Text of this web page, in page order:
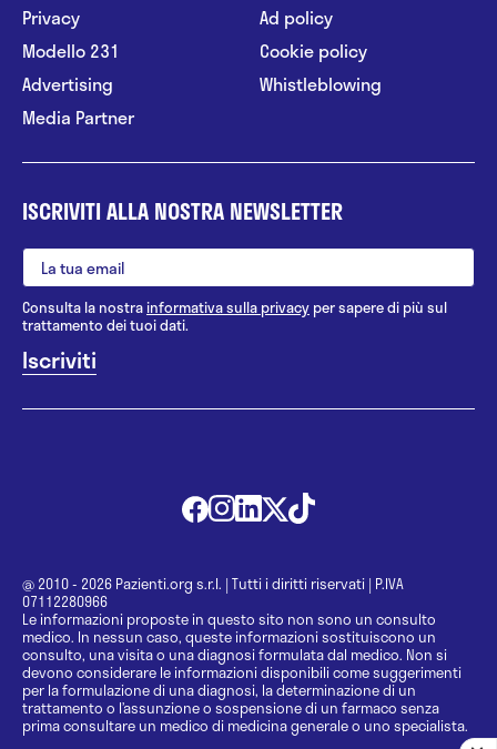
Privacy
Modello 231
Advertising
Media Partner
Ad policy
Cookie policy
Whistleblowing
ISCRIVITI ALLA NOSTRA NEWSLETTER
Consulta la nostrainformativa sulla privacy per sapere di più sul
trattamento dei tuoi dati.
@ 2010 - 2026 Pazienti.org s.r.l. | Tutti i diritti riservati | P.IVA
07112280966
Le informazioni proposte in questo sito non sono un consulto
medico. In nessun caso, queste informazioni sostituiscono un
consulto, una visita o una diagnosi formulata dal medico. Non si
devono considerare le informazioni disponibili come suggerimenti
per la formulazione di una diagnosi, la determinazione di un
trattamento o l’assunzione o sospensione di un farmaco senza
prima consultare un medico di medicina generale o uno specialista.